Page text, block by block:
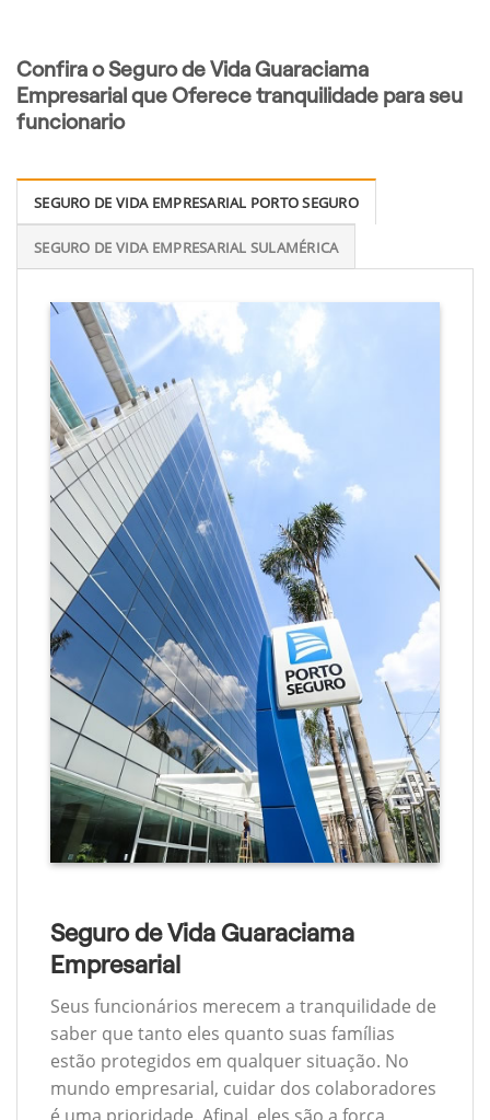
Confira o Seguro de Vida Guaraciama
Empresarial que Oferece tranquilidade para seu
funcionario
SEGURO DE VIDA EMPRESARIAL PORTO SEGURO
SEGURO DE VIDA EMPRESARIAL SULAMÉRICA
Seguro de Vida Guaraciama
Empresarial
Seus funcionários merecem a tranquilidade de
saber que tanto eles quanto suas famílias
estão protegidos em qualquer situação. No
mundo empresarial, cuidar dos colaboradores